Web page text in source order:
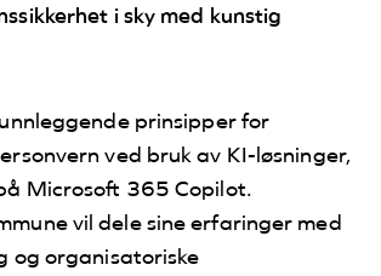
i sky med kunstig
prinsipper for
ved bruk av KI-løsninger,
Microsoft 365 Copilot.
vil dele sine erfaringer med
og organisatoriske